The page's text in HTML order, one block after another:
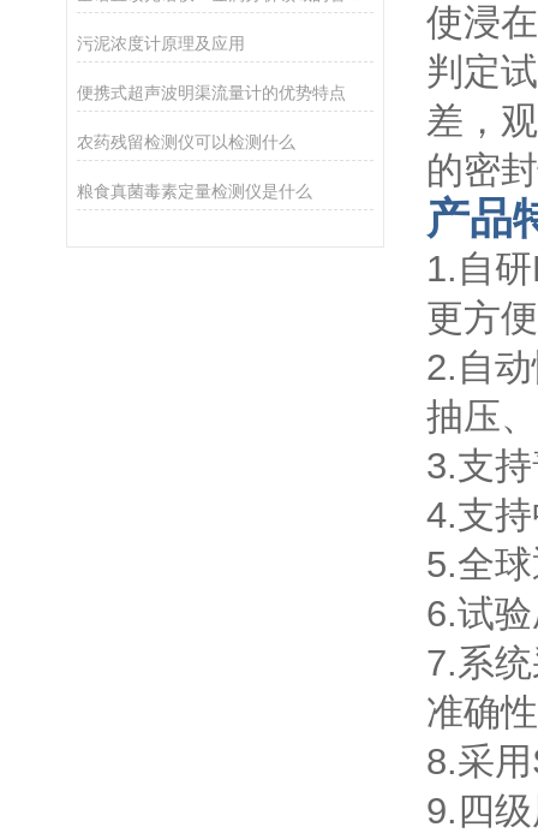
污泥浓度计原理及应用
便携式超声波明渠流量计的优势特点
农药残留检测仪可以检测什么
粮食真菌毒素定量检测仪是什么
使浸
判定
差，
的密
产品
1.自
更方
2.自
抽压
3.支
4.支
5.全
6.试
7.系
准确
8.采
9.四